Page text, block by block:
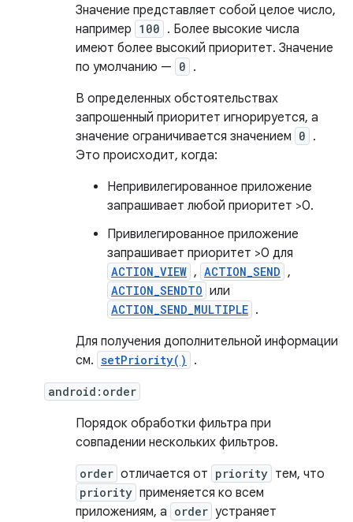
Значение представляет собой целое число,
например 100 . Более высокие числа
имеют более высокий приоритет. Значение
по умолчанию — 0 .
В определенных обстоятельствах
запрошенный приоритет игнорируется, а
значение ограничивается значением 0 .
Это происходит, когда:
Непривилегированное приложение
запрашивает любой приоритет >0.
Привилегированное приложение
запрашивает приоритет >0 для
ACTION_VIEW , ACTION_SEND ,
ACTION_SENDTO или
ACTION_SEND_MULTIPLE .
Для получения дополнительной информации
см. setPriority() .
android:order
Порядок обработки фильтра при
совпадении нескольких фильтров.
order отличается от priority тем, что
priority применяется ко всем
приложениям, а order устраняет